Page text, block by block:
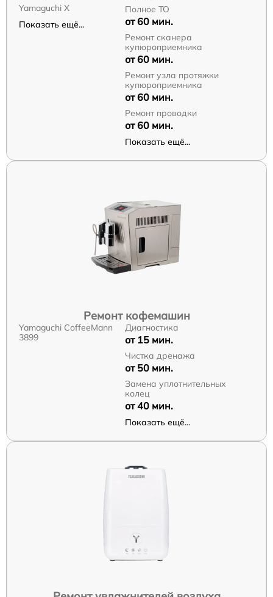
Yamaguchi X
Показать ещё...
Полное ТО
от 60 мин.
Ремонт сканера
купюроприемника
от 60 мин.
Ремонт узла протяжки
купюроприемника
от 60 мин.
Ремонт проводки
от 60 мин.
Показать ещё...
Ремонт кофемашин
Yamaguchi CoffeeMann
3899
Диагностика
от 15 мин.
Чистка дренажа
от 50 мин.
Замена уплотнительных
колец
от 40 мин.
Показать ещё...